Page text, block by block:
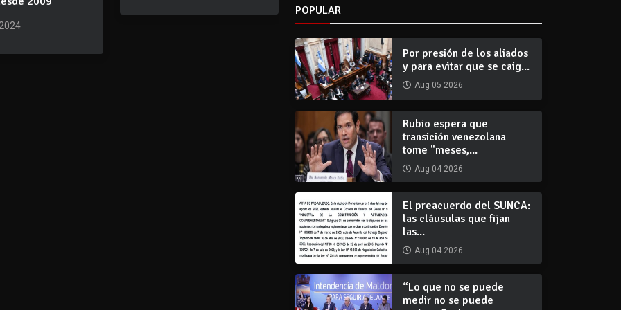
POPULAR
Por presión de los aliados
y para evitar que se caig...
Aug 05 2026
Rubio espera que
transición venezolana
tome "meses,...
Aug 04 2026
El preacuerdo del SUNCA:
las cláusulas que fijan
las...
Aug 04 2026
“Lo que no se puede
medir no se puede